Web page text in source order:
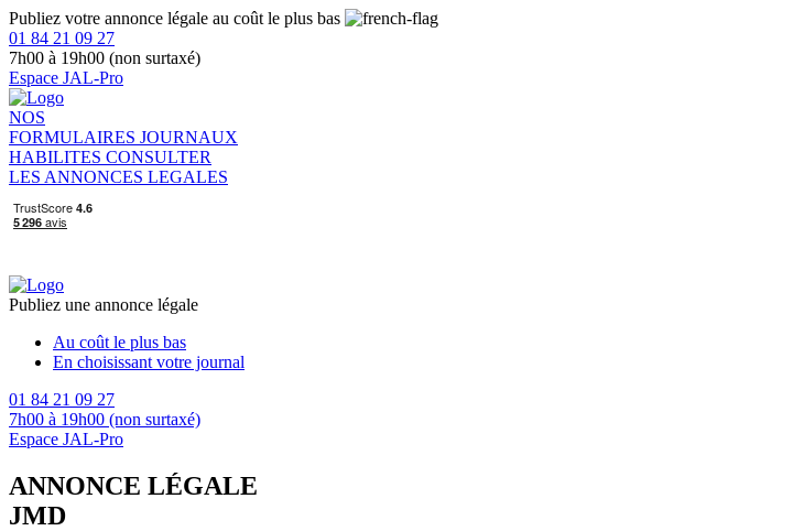
Publiez votre annonce légale au coût le plus bas
01 84 21 09 27
7h00 à 19h00 (non surtaxé)
Espace JAL-Pro
NOS
FORMULAIRES JOURNAUX
HABILITES CONSULTER
LES ANNONCES LEGALES
Publiez une annonce légale
Au coût le plus bas
En choisissant votre journal
01 84 21 09 27
7h00 à 19h00 (non surtaxé)
Espace JAL-Pro
ANNONCE LÉGALE
JMD